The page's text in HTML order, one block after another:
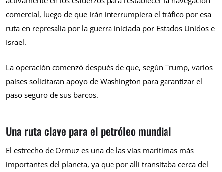
comercial, luego de que Irán interrumpiera el tráfico por esa
ruta en represalia por la guerra iniciada por Estados Unidos e
Israel.
La operación comenzó después de que, según Trump, varios
países solicitaran apoyo de Washington para garantizar el
paso seguro de sus barcos.
Una ruta clave para el petróleo mundial
El estrecho de Ormuz es una de las vías marítimas más
importantes del planeta, ya que por allí transitaba cerca del